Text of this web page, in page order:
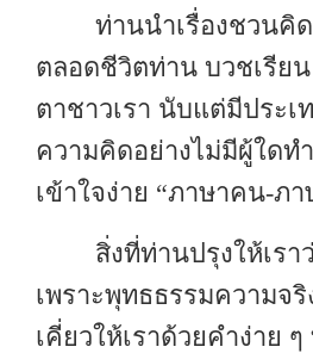
ท่านนำเรื่องชวนคิ
ตลอดชีวิตท่าน บวชเรีย
ตาชาวเรา นับแต่มีประ
ความคิดอย่างไม่มีผู้ใดท
เข้าใจง่าย “ภาษาคน-ภา
สิ่งที่ท่านปรุงให้เร
เพราะพุทธธรรมความจ
เคี่ยวให้เราด้วยคำง่าย